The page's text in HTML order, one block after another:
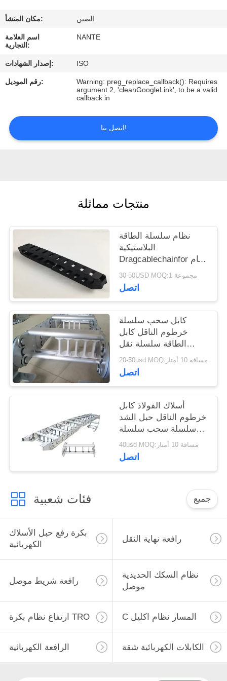
ضبط
الجودة
اتصل
طلب
اقتباس
مكان المنشأ: الصين
اسم العلامة
التجارية:
NANTE
إصدار الشهادات: ISO
رقم الموديل:
Warning: preg_replace_callback(): Requires
argument 2, 'cleanGoogleLink', to be a valid
callback in
اتصل بنا!
منتجات مماثلة
نظام سلسلة الطاقة
البلاستيكية
Dragcablechainfor نظام
اكليل مع TKA STYLE
30-50USD MOQ:1 مجموعة
اتصل
كابل سحب سلسلة
خرطوم الناقل كابل
الطاقة سلسلة نقل
حماية الكابلات
20-50usd MOQ:مسافة 10 أمتار
اتصل
أسلاك الفولاذ كابل
خرطوم الناقل حبل الشد
سلسلة سحب سلسلة
الطاقة مع دعم المجلس
40usd MOQ:مسافة 10 أمتار
اتصل
فئات شعبية جميع
بكرة رفع حبل الأسلاك
الكهربائية
رافعة نهاية النقل
رافعة شريط موصل
نظام السكك الحديدية
موصل
ارتفاع نظام بكرة TRO C المسار نظام اكليل
الرافعة الكهربائية الكابلات الكهربائية شقة